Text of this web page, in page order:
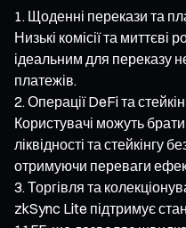
Щоденні перекази та
Низькі комісії та
ідеальним для переказу
платежів.
Операції DeFi та
Користувачі можуть
ліквідності та стейкінгу
отримуючи переваги
Торгівля та
zkSync Lite підтримує